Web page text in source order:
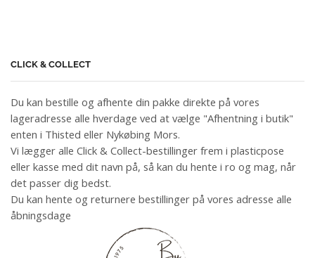
CLICK & COLLECT
Du kan bestille og afhente din pakke direkte på vores
lageradresse alle hverdage ved at vælge "Afhentning i butik"
enten i Thisted eller Nykøbing Mors.
Vi lægger alle Click & Collect-bestillinger frem i plasticpose
eller kasse med dit navn på, så kan du hente i ro og mag, når
det passer dig bedst.
Du kan hente og returnere bestillinger på vores adresse alle
åbningsdage